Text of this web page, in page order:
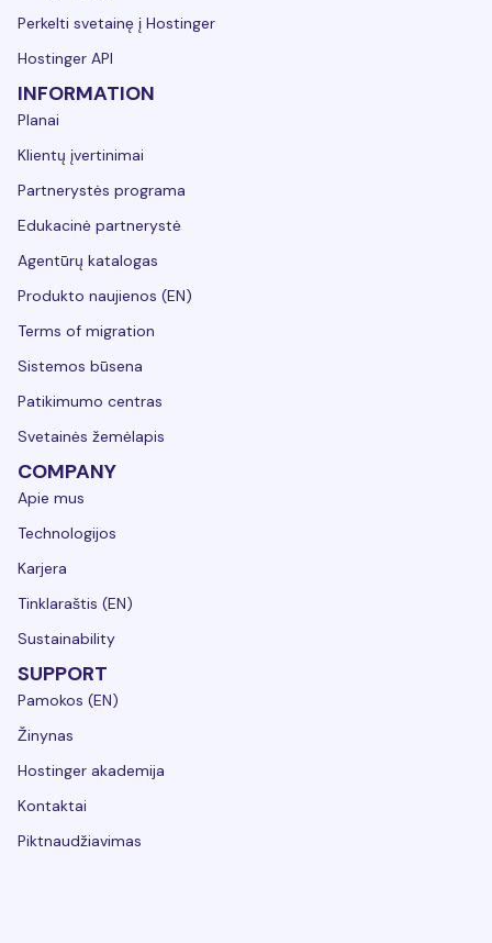
Perkelti svetainę į Hostinger
Hostinger API
INFORMATION
Planai
Klientų įvertinimai
Partnerystės programa
Edukacinė partnerystė
Agentūrų katalogas
Produkto naujienos (EN)
Terms of migration
Sistemos būsena
Patikimumo centras
Svetainės žemėlapis
COMPANY
Apie mus
Technologijos
Karjera
Tinklaraštis (EN)
Sustainability
SUPPORT
Pamokos (EN)
Žinynas
Hostinger akademija
Kontaktai
Piktnaudžiavimas